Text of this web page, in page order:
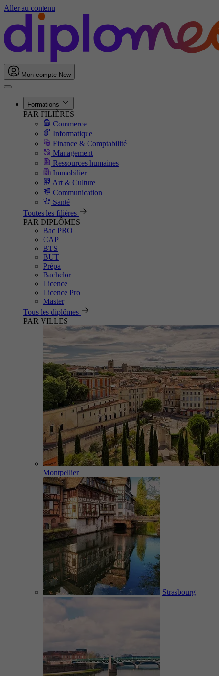
Aller au contenu
Mon compte New
Formations
PAR FILIÈRES
Commerce
Informatique
Finance & Comptabilité
Management
Ressources humaines
Immobilier
Art & Culture
Communication
Santé
Toutes les filières
PAR DIPLÔMES
Bac PRO
CAP
BTS
BUT
Prépa
Bachelor
Licence
Licence Pro
Master
Tous les diplômes
PAR VILLES
Montpellier
Strasbourg